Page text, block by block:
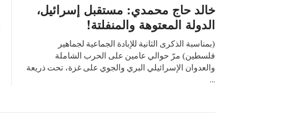
خالد حاج محمدي: مستقبل إسرائيل،
الدولة المعتوهة والمنفلتة!
(بمناسبة الذكرى الثانية للإبادة الجماعية لجماهير
فلسطين) مرّ حوالي عامين على الحرب الشاملة
والعدوان الإسرائيلي البري والجوي على غزة، تحت ذريعة
...